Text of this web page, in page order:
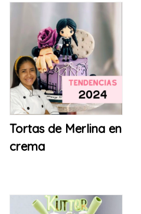
Tortas de Merlina en
crema